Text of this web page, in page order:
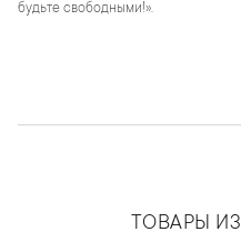
будьте свободными!».
ТОВАРЫ